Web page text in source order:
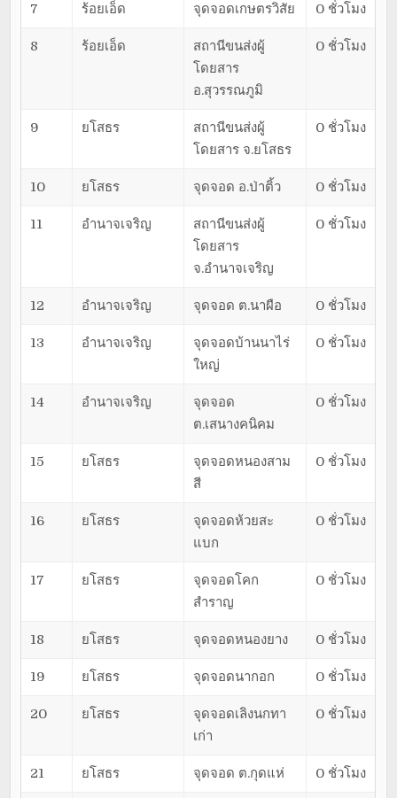
7 ร้อยเอ็ด จุดจอดเกษตรวิสัย 0 ชั่วโมง
8 ร้อยเอ็ด
สถานีขนส่งผู้
โดยสาร
อ.สุวรรณภูมิ
0 ชั่วโมง
9 ยโสธร
สถานีขนส่งผู้
โดยสาร จ.ยโสธร
0 ชั่วโมง
10 ยโสธร จุดจอด อ.ป่าติ้ว 0 ชั่วโมง
11 อำนาจเจริญ
สถานีขนส่งผู้
โดยสาร
จ.อำนาจเจริญ
0 ชั่วโมง
12 อำนาจเจริญ จุดจอด ต.นาผือ 0 ชั่วโมง
13 อำนาจเจริญ
จุดจอดบ้านนาไร่
ใหญ่
0 ชั่วโมง
14 อำนาจเจริญ
จุดจอด
ต.เสนางคนิคม
0 ชั่วโมง
15 ยโสธร
จุดจอดหนองสาม
สี
0 ชั่วโมง
16 ยโสธร
จุดจอดห้วยสะ
แบก
0 ชั่วโมง
17 ยโสธร
จุดจอดโคก
สำราญ
0 ชั่วโมง
18 ยโสธร จุดจอดหนองยาง 0 ชั่วโมง
19 ยโสธร จุดจอดนากอก 0 ชั่วโมง
20 ยโสธร
จุดจอดเลิงนกทา
เก่า
0 ชั่วโมง
21 ยโสธร จุดจอด ต.กุดแห่ 0 ชั่วโมง